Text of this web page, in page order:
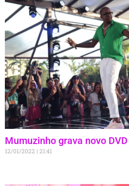
Mumuzinho grava novo
12/01/2022 21:41